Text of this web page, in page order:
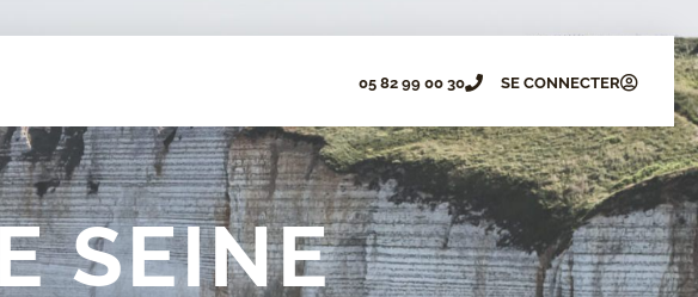
05 82 99 00 30 SE CONNECTER
SEINE